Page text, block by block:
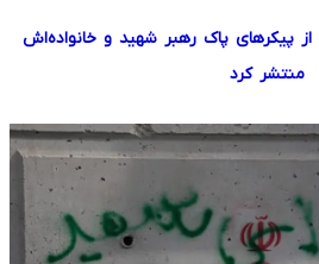
پیکرهای پاک رهبر شهید و خانواده‌اش
منتشر کرد